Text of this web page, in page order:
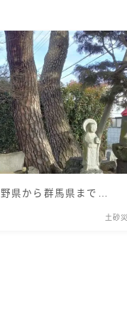
県から群馬県まで…
土砂